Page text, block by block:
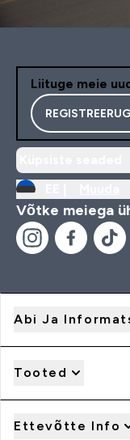
Liituge meie
Võtke meiega
Abi Ja
Tooted
Ettevõtte Info